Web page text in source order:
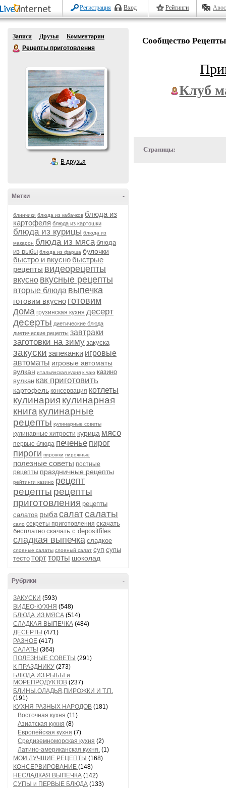
Регистрация Вход Рейтинги
Записи Друзья
Комментарии
Рецепты приготовления
В друзья
-
Метки
блинчики блюда из кабачков блюда из
картофеля блюда из картошки
блюда из курицы блюда из
макарон блюда из мяса блюда
из рыбы блюда из фарша булочки
быстро и вкусно быстрые
рецепты видеорецепты
вкусно вкусные рецепты
вторые блюда выпечка
готовим вкусно готовим
дома грузинская кухня десерт
десерты диетические блюда
диетические рецепты завтраки
заготовки на зиму закуска
закуски запеканки игровые
автоматы игровые автоматы
вулкан итальянская кухня к чаю казино
вулкан как приготовить
картофель консервация котлеты
кулинария кулинарная
книга кулинарные
рецепты кулинарные советы
кулинарные хитрости курица мясо
первые блюда печенье пирог
пироги пирожки пирожные
полезные советы постные
рецепты праздничные рецепты
рейтинги казино рецепт
рецепты рецепты
приготовления рецепты
салатов рыбасалатсалаты
сало секреты приготовления скачать
бесплатно скачать с depositfiles
сладкая выпечка сладкое
слоеные салаты слоеный салат суп супы
тесто тортторты шоколад
-
Рубрики
ЗАКУСКИ (593)
ВИДЕО-КУХНЯ (548)
БЛЮДА ИЗ МЯСА (514)
СЛАДКАЯ ВЫПЕЧКА (484)
ДЕСЕРТЫ (471)
РАЗНОЕ (417)
САЛАТЫ (364)
ПОЛЕЗНЫЕ СОВЕТЫ (291)
К ПРАЗДНИКУ (273)
БЛЮДА ИЗ РЫБЫ и
МОРЕПРОДУКТОВ (237)
БЛИНЫ,ОЛАДЬЯ,ПИРОЖКИ И Т.П.
(191)
КУХНЯ РАЗНЫХ НАРОДОВ (181)
Восточная кухня (11)
Азиатская кухня (8)
Европейская кухня (7)
Средиземноморская кухня (2)
Латино-американская кухня. (1)
МОИ ЛУЧШИЕ РЕЦЕПТЫ (168)
КОНСЕРВИРОВАНИЕ (148)
НЕСЛАДКАЯ ВЫПЕЧКА (142)
СУПЫ и ПЕРВЫЕ БЛЮДА (133)
Сообщество
Клуб
Страницы: